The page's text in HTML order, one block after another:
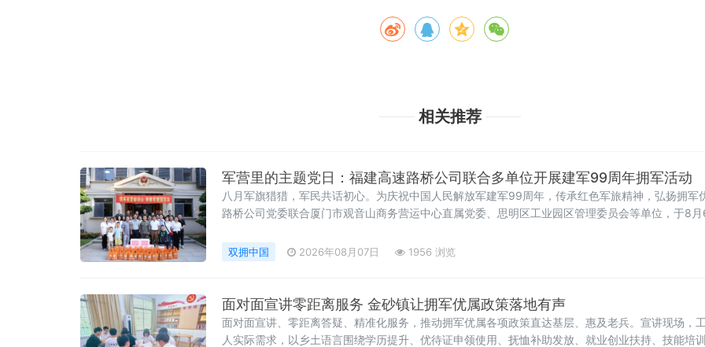
相关推荐
军营里的主题党日：福建高速路桥公司联合多单位开展建军99周年拥军活动
八月军旗猎猎，军民共话初心。为庆祝中国人民解放军建军99周年，传承红色军旅精神，弘扬拥军
路桥公司党委联合厦门市观音山商务营运中心直属党委、思明区工业园区管理委员会等单位，于8
整洁的内务环境、棱
双拥中国 2026年08月07日 1956 浏览
面对面宣讲零距离服务 金砂镇让拥军优属政策落地有声
面对面宣讲、零距离答疑、精准化服务，推动拥军优属各项政策直达基层、惠及老兵。宣讲现场，
人实际需求，以乡土语言围绕学历提升、优待证申领使用、抚恤补助发放、就业创业扶持、技能培